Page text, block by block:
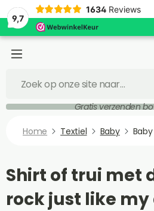
9,7
1634 Reviews
Gratis verzenden
Home Textiel Baby
Shirt of trui met
rock just like my